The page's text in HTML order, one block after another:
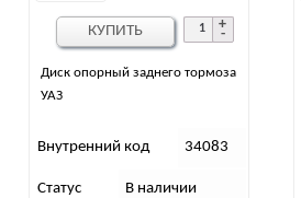
Диск опорный заднего тормоза
УАЗ
Внутренний код 34083
Статус В наличии
КУПИТЬ